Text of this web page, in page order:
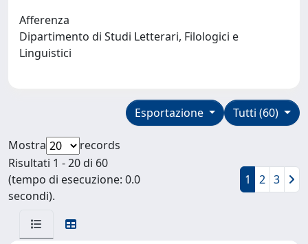
Afferenza
Dipartimento di Studi Letterari, Filologici e
Linguistici
Tutti (60)
Esportazione
Mostra
records
Risultati 1 - 20 di 60
(tempo di esecuzione: 0.0
secondi).
1 2 3